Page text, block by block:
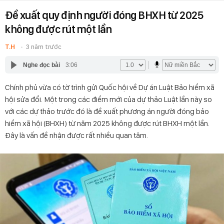
Đề xuất quy định người đóng BHXH từ 2025
không được rút một lần
T.H 3 năm trước
Nghe đọc bài 3:06
Chính phủ vừa có tờ trình gửi Quốc hội về Dự án Luật Bảo hiểm xã
hội sửa đổi. Một trong các điểm mới của dự thảo Luật lần này so
với các dự thảo trước đó là đề xuất phương án người đóng bảo
hiểm xã hội (BHXH) từ năm 2025 không được rút BHXH một lần.
Đây là vấn đề nhận được rất nhiều quan tâm.